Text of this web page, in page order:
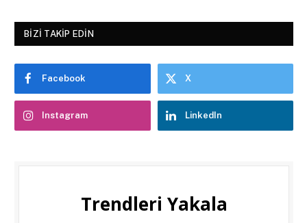
BIZI TAKIP EDIN
Facebook X
Instagram LinkedIn
Trendleri Yakala